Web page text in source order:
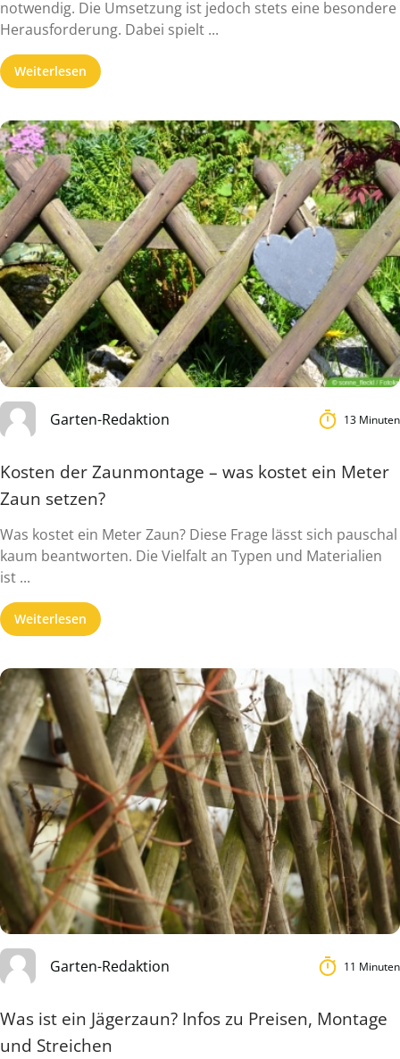
notwendig. Die Umsetzung ist jedoch stets eine besondere
Herausforderung. Dabei spielt ...
Weiterlesen
Garten-Redaktion 13 Minuten
Kosten der Zaunmontage – was kostet ein Meter
Zaun setzen?
Was kostet ein Meter Zaun? Diese Frage lässt sich pauschal
kaum beantworten. Die Vielfalt an Typen und Materialien
ist ...
Weiterlesen
Garten-Redaktion 11 Minuten
Was ist ein Jägerzaun? Infos zu Preisen, Montage
und Streichen